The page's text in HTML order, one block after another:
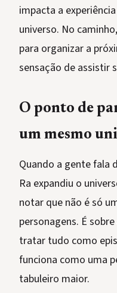
impacta a
universo. No
para organizar a
sensação de assistir
O ponto de
um mesmo
Quando a gente fala
Ra expandiu o
notar que não é só
personagens. É
tratar tudo como
funciona como uma
tabuleiro maior.